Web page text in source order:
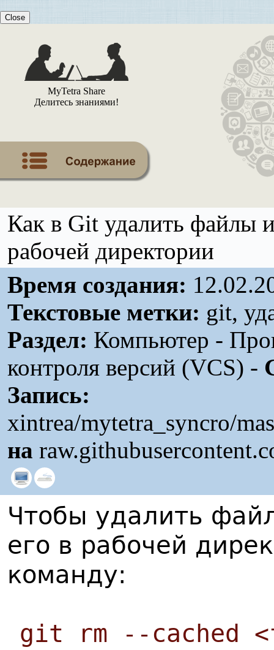
Close
MyTetra Share
Делитесь знаниями!
Как в Git удалить файлы
рабочей директории
Время создания:
Текстовые метки: git,
Раздел: Компьютер -
контроля версий (VCS) -
Запись:
xintrea/mytetra_syncro/
на
Чтобы удалить
его в рабочей
команду:
git rm --cached